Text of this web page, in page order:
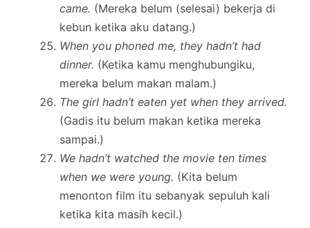
came. (Mereka belum (selesai) bekerja di
kebun ketika aku datang.)
When you phoned me, they hadn’t had
dinner. (Ketika kamu menghubungiku,
mereka belum makan malam.)
The girl hadn’t eaten yet when they arrived.
(Gadis itu belum makan ketika mereka
sampai.)
We hadn’t watched the movie ten times
when we were young. (Kita belum
menonton film itu sebanyak sepuluh kali
ketika kita masih kecil.)